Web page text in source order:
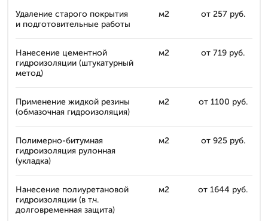
Удаление старого покрытия
и подготовительные работы
м2 от 257 руб.
Нанесение цементной
гидроизоляции (штукатурный
метод)
м2 от 719 руб.
Применение жидкой резины
(обмазочная гидроизоляция)
м2 от 1100 руб.
Полимерно-битумная
гидроизоляция рулонная
(укладка)
м2 от 925 руб.
Нанесение полиуретановой
гидроизоляции (в т.ч.
долговременная защита)
м2 от 1644 руб.